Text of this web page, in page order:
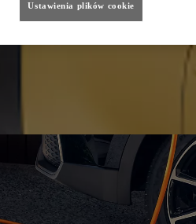
Ustawienia plików cookie